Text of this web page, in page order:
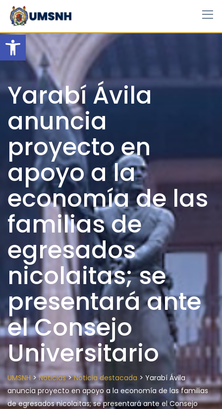
Open toolbar
Skip
content
Yarabí Ávila
anuncia
proyecto en
apoyo a la
economía de las
familias de
egresados
nicolaitas; se
presentará ante
el Consejo
Universitario
UMSNH >Noticias>Noticia destacada > Yarabí Ávila
anuncia proyecto en apoyo a la economía de las familias
de egresados nicolaitas; se presentará ante el Consejo